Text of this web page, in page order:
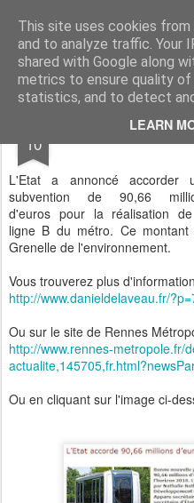
This site uses cookies
and to analyze traffic. Your
shared with Google along
metrics to ensure quality of
statistics, and to detect
LEARN
Sauvons les Longs
10 Subvention
L'Etat a annoncé accorder
subvention de 90,66
d'euros pour la réalisation
ligne B du métro. Ce
Grenelle de l'environnement.
Vous trouverez plus
http://www.danieldelaveau.fr/
Ou sur le site de Rennes
http://www.rennes-metropole.fr/
Ou en cliquant sur l'image ci-